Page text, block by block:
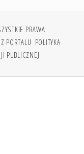
PRAWA
PORTALU POLITYKA
PUBLICZNEJ